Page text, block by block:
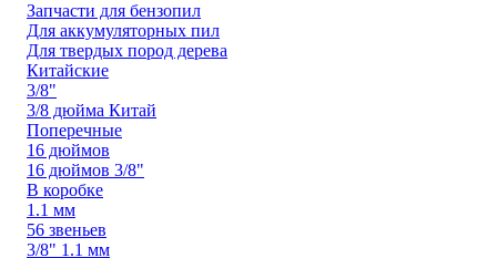
Запчасти для бензопил
Для аккумуляторных пил
Для твердых пород дерева
Китайские
3/8"
3/8 дюйма Китай
Поперечные
16 дюймов
16 дюймов 3/8"
В коробке
1.1 мм
56 звеньев
3/8" 1.1 мм